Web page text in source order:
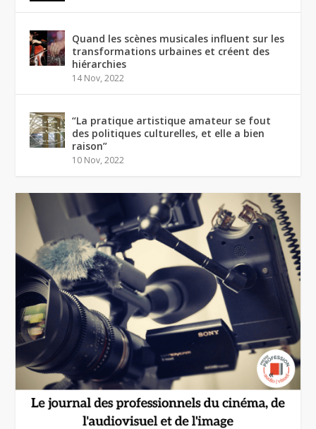
Quand les scènes musicales influent sur les
transformations urbaines et créent des
hiérarchies
14 Nov, 2022
“La pratique artistique amateur se fout
des politiques culturelles, et elle a bien
raison”
10 Nov, 2022